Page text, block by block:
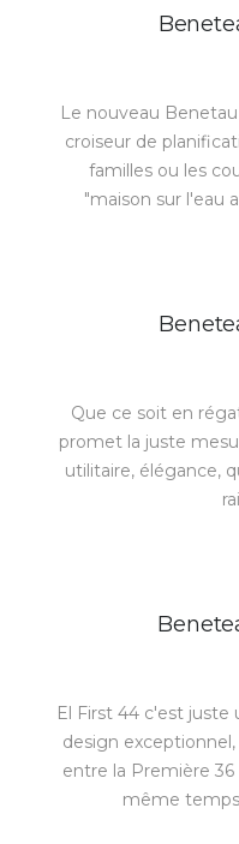
Le nouveau
croiseur de
familles ou les
"maison sur l'eau
Que ce soit en
promet la juste
utilitaire, élégance,
El First 44 c'est juste
design
entre la Première
même